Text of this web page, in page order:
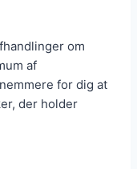
om
af
for dig at
der holder